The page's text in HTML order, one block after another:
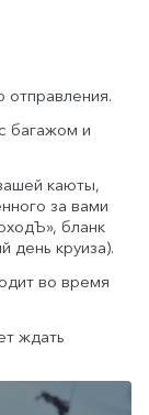
отправления.
багажом и
каюты,
за вами
бланк
день круиза).
во время
ждать